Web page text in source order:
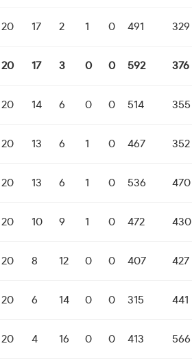
20 17 2 1 0 491 329
20 17 3 0 0 592 376
20 14 6 0 0 514 355
20 13 6 1 0 467 352
20 13 6 1 0 536 470
20 10 9 1 0 472 430
20 8 12 0 0 407 427
20 6 14 0 0 315 441
20 4 16 0 0 413 566